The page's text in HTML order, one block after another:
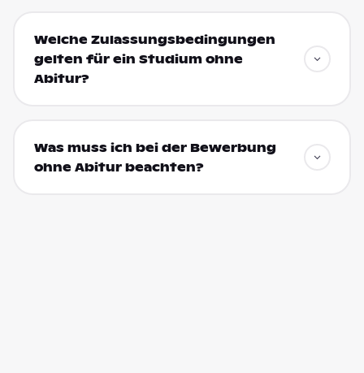
Welche Zulassungsbedingungen
gelten für ein Studium ohne
Abitur?
Was muss ich bei der Bewerbung
ohne Abitur beachten?